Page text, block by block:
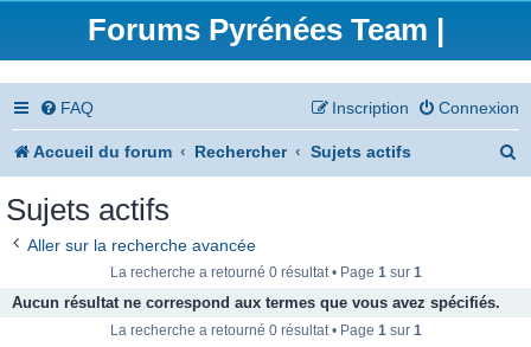
Forums Pyrénées Team |
FAQ Connexion
Inscription
Accueil du forum Rechercher Sujets actifs
Sujets actifs
Aller sur la recherche avancée
La recherche a retourné 0 résultat • Page 1sur 1
Aucun résultat ne correspond aux termes que vous avez spécifiés.
La recherche a retourné 0 résultat • Page 1sur 1